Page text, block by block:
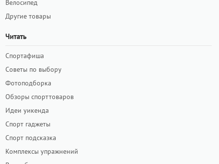
Велосипед
Другие товары
Читать
Спортафиша
Советы по выбору
Фотоподборка
Обзоры спорттоваров
Идеи уикенда
Спорт гаджеты
Спорт подсказка
Комплексы упражнений